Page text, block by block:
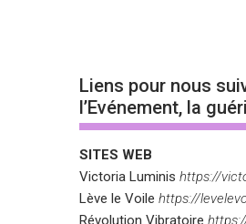
Liens pour nous
l’Evénement, la
SITES WEB
Victoria Luminis https://
Lève le Voile https://
Révolution Vibratoire